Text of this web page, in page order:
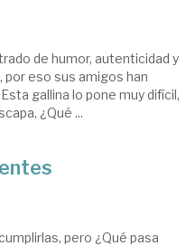
de humor, autenticidad y
por eso sus amigos han
gallina lo pone muy difícil,
¿Qué ...
pero ¿Qué pasa